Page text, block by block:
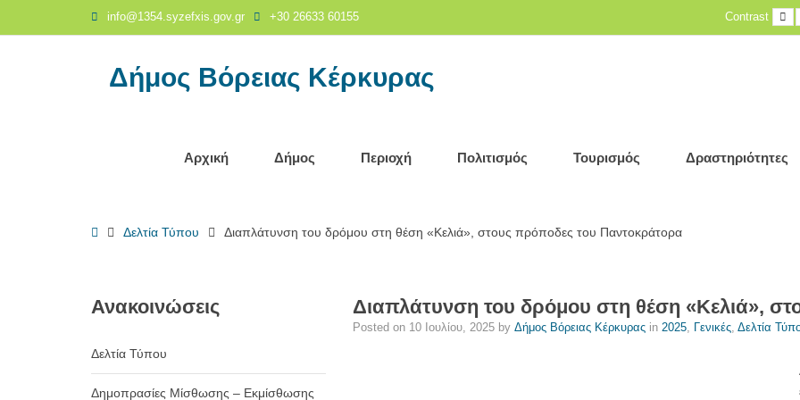
info@1354.syzefxis.gov.gr +30 26633 60155 Contrast
Δήμος Βόρειας Κέρκυρας
Αρχική Δήμος Περιοχή Πολιτισμός Τουρισμός Δραστηριότητες
HomeΔελτία Τύπου Διαπλάτυνση του δρόμου στη θέση «Κελιά», στους πρόποδες του Παντοκράτορα
Διαπλάτυνση του δρόμου στη θέση «Κελιά»,
Posted on 10 Ιουλίου, 2025 by Δήμος Βόρειας Κέρκυρας in 2025, Γενικές, Δελτία
Ανακοινώσεις
Δελτία Τύπου
Δημοπρασίες Μίσθωσης – Εκμίσθωσης